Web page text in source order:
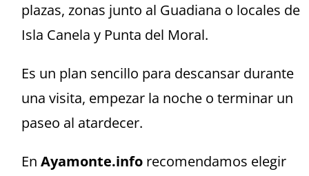
plazas, zonas junto al Guadiana o locales de
Isla Canela y Punta del Moral.
Es un plan sencillo para descansar durante
una visita, empezar la noche o terminar un
paseo al atardecer.
EnAyamonte.info recomendamos elegir